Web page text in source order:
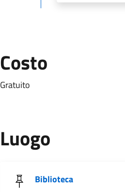
Costo
Gratuito
Luogo
Biblioteca